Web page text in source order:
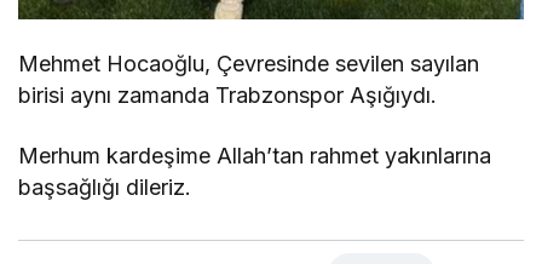
Mehmet Hocaoğlu, Çevresinde sevilen sayılan
birisi aynı zamanda Trabzonspor Aşığıydı.
Merhum kardeşime Allah’tan rahmet yakınlarına
başsağlığı dileriz.